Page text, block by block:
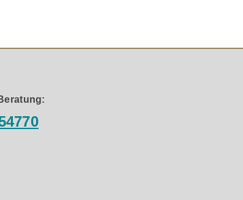
sehr hohe magnetische Permeabilität bei
im Polstück des Magnetsystems deutlich